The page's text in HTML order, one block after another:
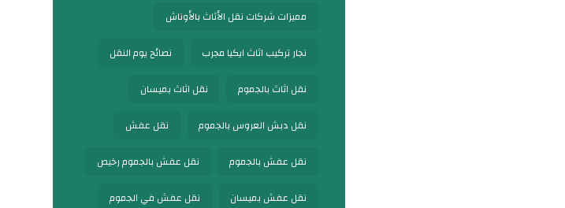
مميزات شركات نقل الأثاث بالأوناش
نجار تركيب اثاث ايكيا مجرب نصائح يوم النقل
نقل اثاث بالجموم نقل اثاث بميسان
نقل دبش العروس بالجموم نقل عفش
نقل عفش بالجموم نقل عفش بالجموم رخيص
نقل عفش بميسان نقل عفش في الجموم